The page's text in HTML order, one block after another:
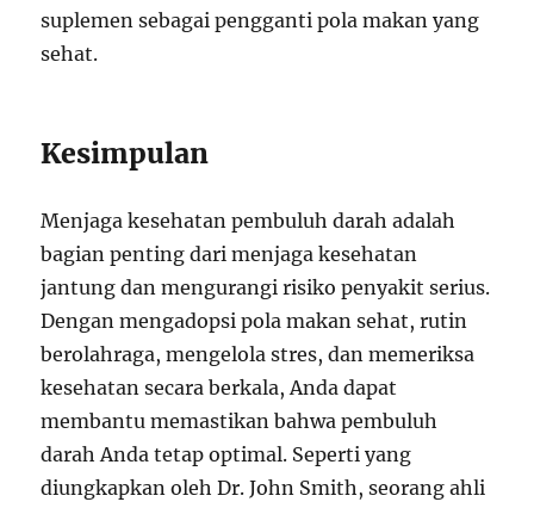
suplemen sebagai pengganti pola makan yang
sehat.
Kesimpulan
Menjaga kesehatan pembuluh darah adalah
bagian penting dari menjaga kesehatan
jantung dan mengurangi risiko penyakit serius.
Dengan mengadopsi pola makan sehat, rutin
berolahraga, mengelola stres, dan memeriksa
kesehatan secara berkala, Anda dapat
membantu memastikan bahwa pembuluh
darah Anda tetap optimal. Seperti yang
diungkapkan oleh Dr. John Smith, seorang ahli